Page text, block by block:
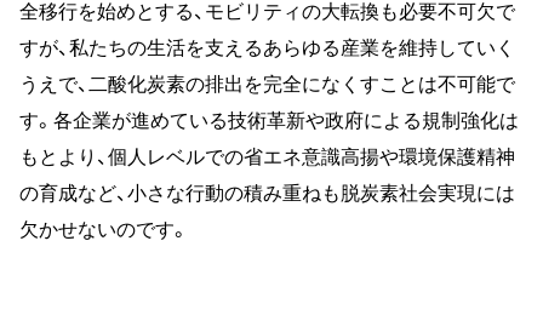
全移行を始めとする、モビリティの大転換も必要不可欠で
すが、私たちの生活を支えるあらゆる産業を維持していく
うえで、二酸化炭素の排出を完全になくすことは不可能で
す。各企業が進めている技術革新や政府による規制強化は
もとより、個人レベルでの省エネ意識高揚や環境保護精神
の育成など、小さな行動の積み重ねも脱炭素社会実現には
欠かせないのです。